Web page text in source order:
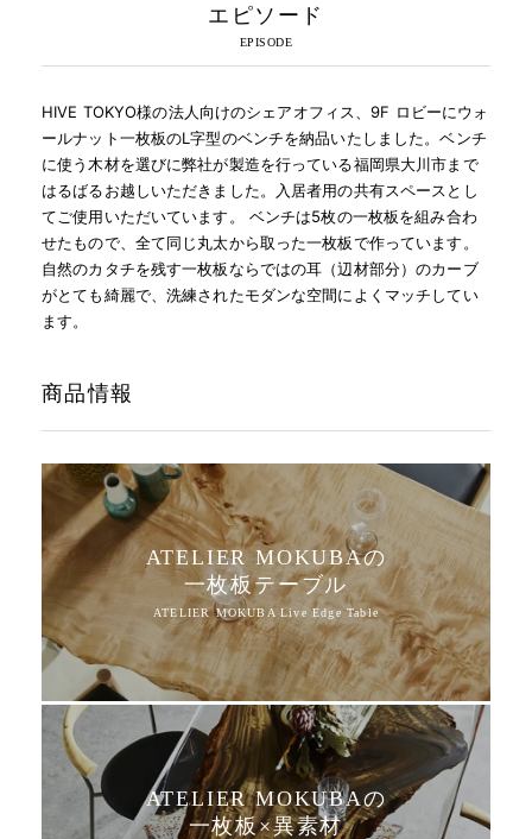
エピソード
HIVE TOKYO様の法人向けのシェアオフィス、9F ロビーにウォ
ールナット一枚板のL字型のベンチを納品いたしました。ベンチ
に使う木材を選びに弊社が製造を行っている福岡県大川市まで
はるばるお越しいただきました。入居者用の共有スペースとし
てご使用いただいています。 ベンチは5枚の一枚板を組み合わ
せたもので、全て同じ丸太から取った一枚板で作っています。
自然のカタチを残す一枚板ならではの耳（辺材部分）のカーブ
がとても綺麗で、洗練されたモダンな空間によくマッチしてい
ます。
商品情報
ATELIER MOKUBAの
一枚板テーブル
ATELIER MOKUBAの
一枚板×異素材